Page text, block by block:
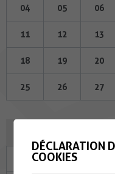
04 05 06
11 12 13
18 19 20
25 26 27
Ma
DÉCLARATION
COOKIES